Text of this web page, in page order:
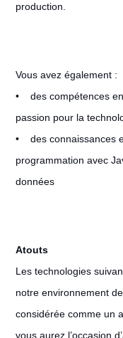
production.
Vous avez également :
• des compétences
passion pour la
• des connaissances
programmation avec
données
Atouts
Les technologies
notre environnement
considérée comme un
vous aurez l’occasion